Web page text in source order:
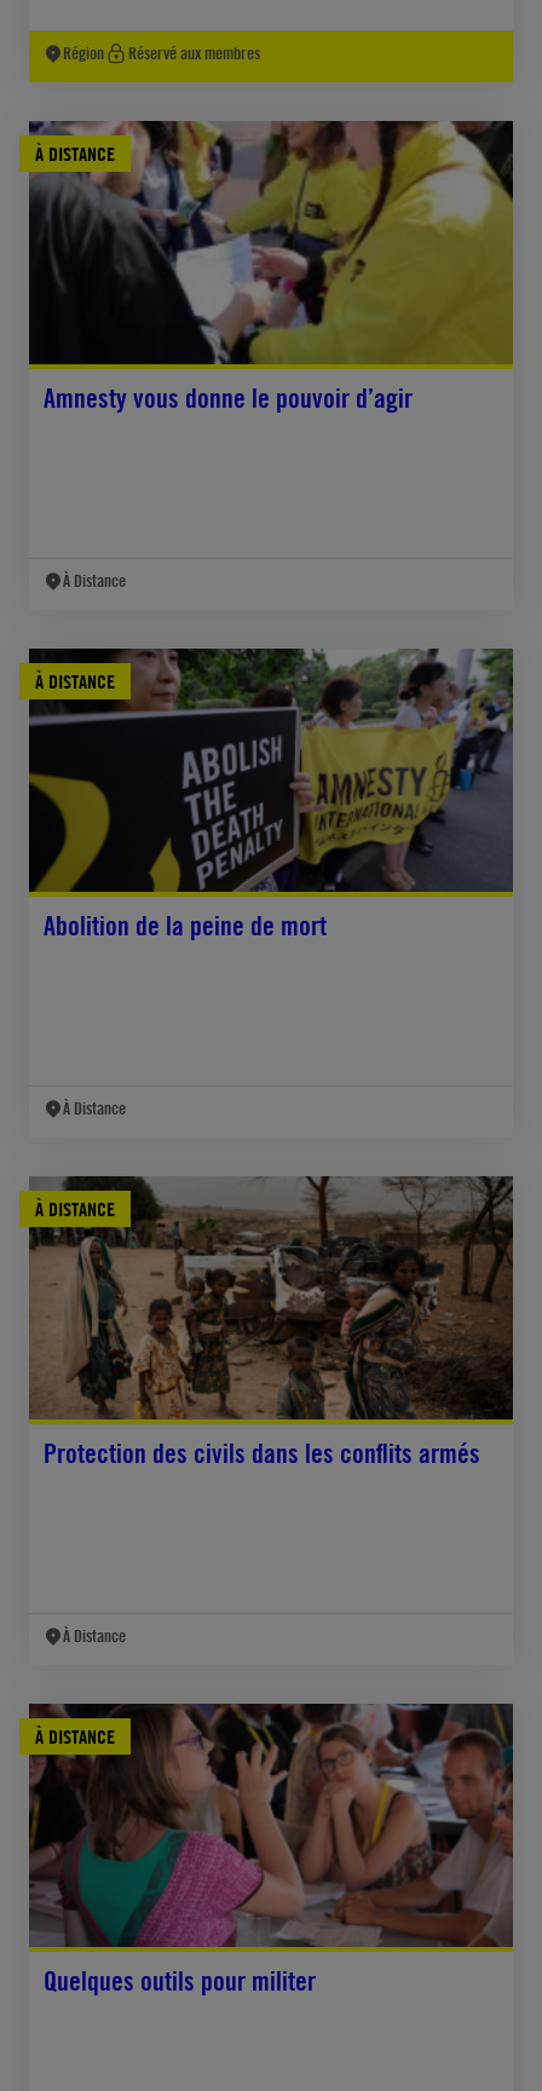
Région Réservé aux membres
À DISTANCE
Amnesty vous donne le pouvoir d’agir
À Distance
À DISTANCE
Abolition de la peine de mort
À Distance
À DISTANCE
Protection des civils dans les conflits armés
À Distance
À DISTANCE
Quelques outils pour militer